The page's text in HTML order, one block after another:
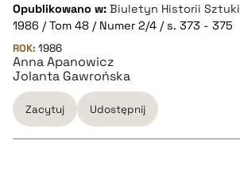
Opublikowano w: Biuletyn Historii Sztuki
1986 / Tom 48 / Numer 2/4 / s. 373 - 375
ROK: 1986
Anna Apanowicz
Jolanta Gawrońska
Zacytuj Udostępnij